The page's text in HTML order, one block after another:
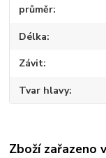
průměr
Délka
Závit
Tvar hlavy
Zboží zařazeno